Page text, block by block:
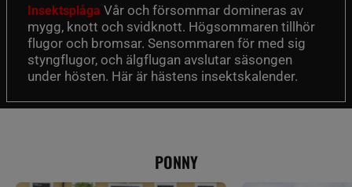
Insektsplåga Vår och försommar domineras av
mygg, knott och svidknott. Högsommaren tillhör
flugor och bromsar. Sensommaren för med sig
styngflugor, och älgflugan avslutar säsongen
under hösten. Här är hästens insektskalender.
PONNY